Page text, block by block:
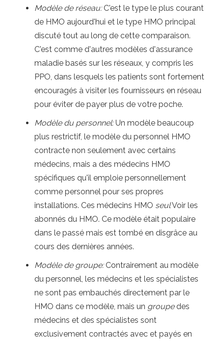
Modèle de réseau:C'est le type le plus courant
de HMO aujourd'hui et le type HMO principal
discuté tout au long de cette comparaison.
C'est comme d'autres modèles d'assurance
maladie basés sur les réseaux, y compris les
PPO, dans lesquels les patients sont fortement
encouragés à visiter les fournisseurs en réseau
pour éviter de payer plus de votre poche.
Modèle du personnel:Un modèle beaucoup
plus restrictif, le modèle du personnel HMO
contracte non seulement avec certains
médecins, mais a des médecins HMO
spécifiques qu'il emploie personnellement
comme personnel pour ses propres
installations. Ces médecins HMO seulVoir les
abonnés du HMO. Ce modèle était populaire
dans le passé mais est tombé en disgrâce au
cours des dernières années.
Modèle de groupe:Contrairement au modèle
du personnel, les médecins et les spécialistes
ne sont pas embauchés directement par le
HMO dans ce modèle, mais un groupedes
médecins et des spécialistes sont
exclusivement contractés avec et payés en